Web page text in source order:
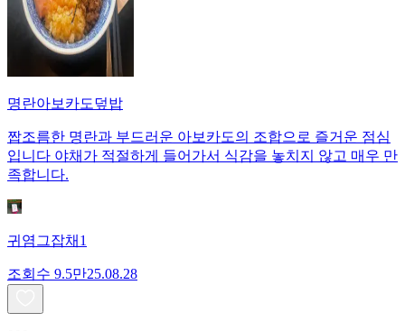
명란아보카도덮밥
짭조름한 명란과 부드러운 아보카도의 조합으로 즐거운 점심
입니다 야채가 적절하게 들어가서 식감을 놓치지 않고 매우 만
족합니다.
귀염그잡채1
조회수 9.5만25.08.28